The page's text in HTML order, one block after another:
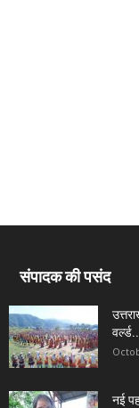
संपादक की पसंद
नई